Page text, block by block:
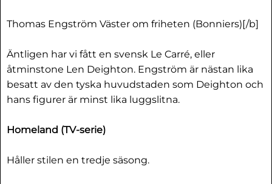
Thomas Engström Väster om friheten (Bonniers)[/b]
Äntligen har vi fått en svensk Le Carré, eller
åtminstone Len Deighton. Engström är nästan lika
besatt av den tyska huvudstaden som Deighton och
hans figurer är minst lika luggslitna.
Homeland (TV-serie)
Håller stilen en tredje säsong.